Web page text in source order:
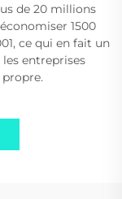
de 20 millions
1500
ce qui en fait un
entreprises